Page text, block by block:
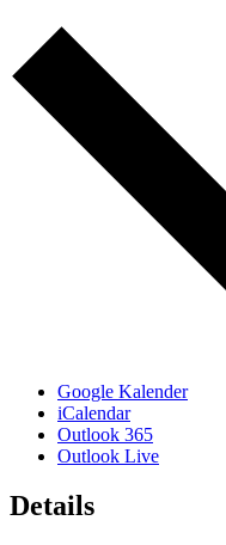
Google Kalender
iCalendar
Outlook 365
Outlook Live
Details